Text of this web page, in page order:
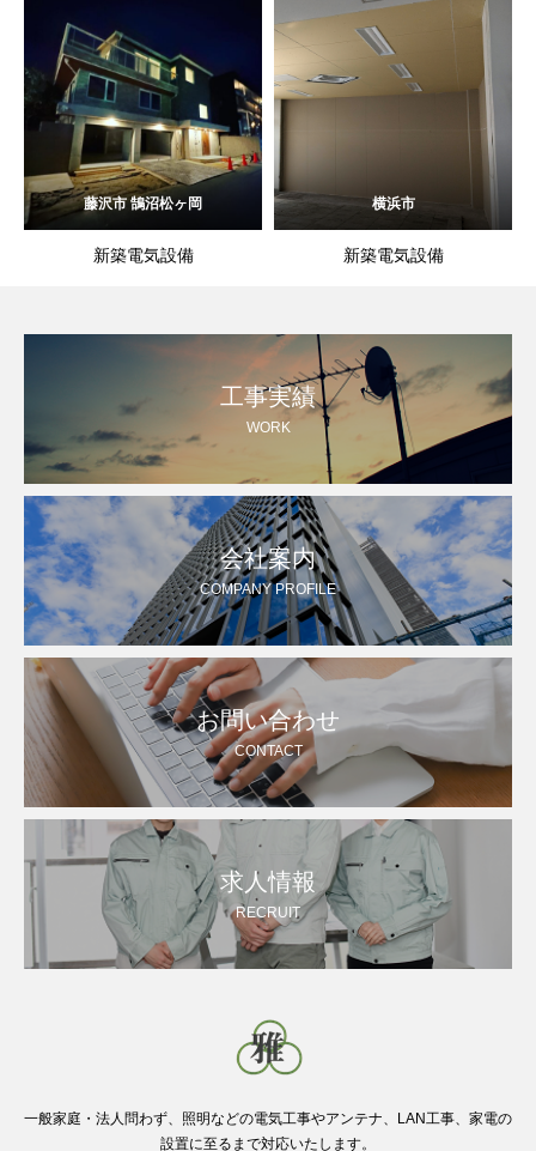
藤沢市 鵠沼松ヶ岡
新築電気設備
横浜市
新築電気設備
工事実績
WORK
会社案内
COMPANY PROFILE
お問い合わせ
CONTACT
求人情報
RECRUIT
一般家庭・法人問わず、照明などの電気工事やアンテナ、LAN工事、家電の
設置に至るまで対応いたします。